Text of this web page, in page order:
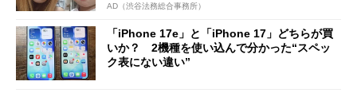
AD（渋谷法務総合事務所）
「iPhone 17e」と「iPhone 17」どちらが買
いか？ 2機種を使い込んで分かった“スペッ
ク表にない違い”